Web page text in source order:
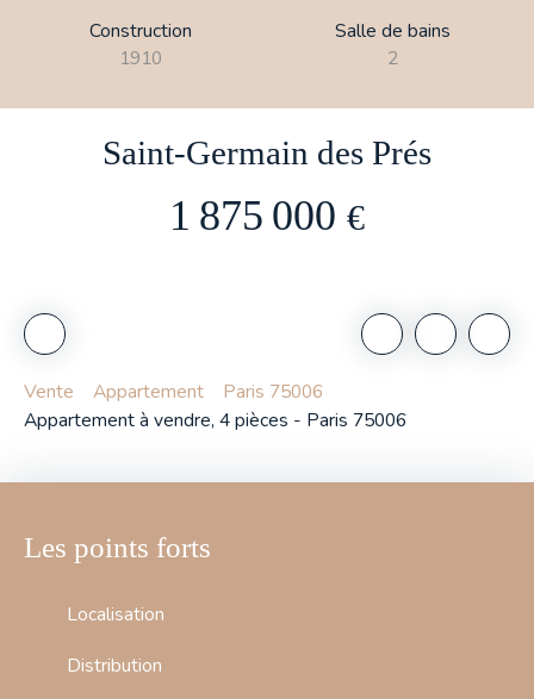
Construction
1910
Salle de bains
2
Saint-Germain des Prés
1 875 000 €
Vente Appartement
Paris 75006
Appartement à vendre, 4 pièces - Paris 75006
Les points forts
Localisation
Distribution